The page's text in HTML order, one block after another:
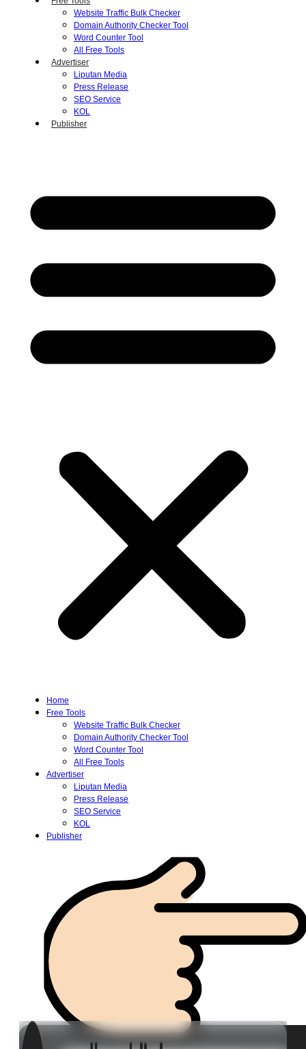
Website Traffic Bulk Checker
Domain Authority Checker Tool
Word Counter Tool
All Free Tools
Advertiser
Liputan Media
Press Release
SEO Service
KOL
Publisher
Home
Free Tools
Website Traffic Bulk Checker
Domain Authority Checker Tool
Word Counter Tool
All Free Tools
Advertiser
Liputan Media
Press Release
SEO Service
KOL
Publisher